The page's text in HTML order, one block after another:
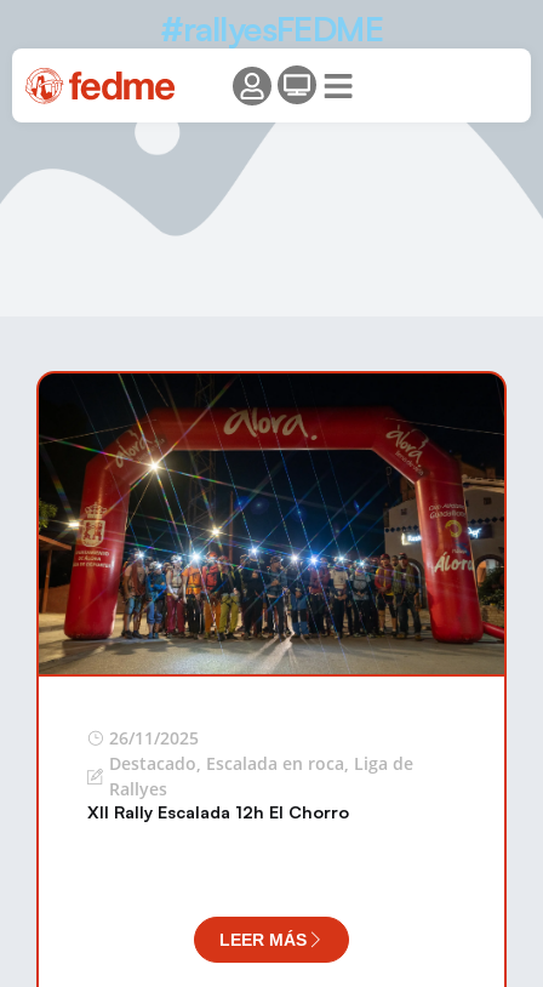
#rallyesFEDME
26/11/2025
Destacado, Escalada en roca, Liga de
Rallyes
XII Rally Escalada 12h El Chorro
LEER MÁS